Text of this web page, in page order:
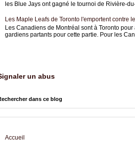
les Blue Jays ont gagné le tournoi de Rivière-
Les Maple Leafs de Toronto l'emportent contre
Les Canadiens de Montréal sont à Toronto
gardiens partants pour cette partie. Pour les
un abus
dans ce blog
Accueil